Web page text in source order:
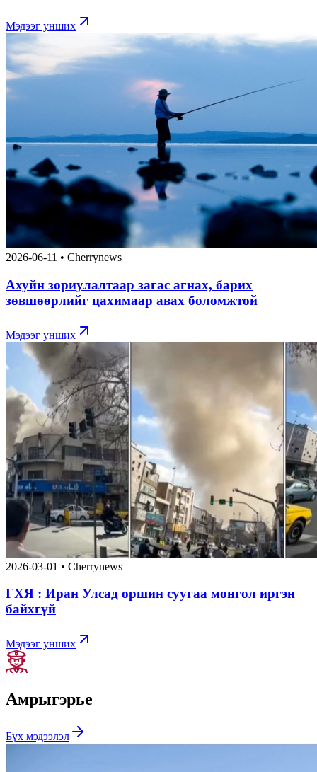
Мэдээг унших
2026-06-11 • Cherrynews
Ахуйн зориулалтаар загас агнах, барих
зөвшөөрлийг цахимаар авах боломжтой
Мэдээг унших
2026-03-01 • Cherrynews
ГХЯ : Иран Улсад оршин суугаа монгол иргэн
байхгүй
Мэдээг унших
Амрыгэрье
Бүх мэдээлэл